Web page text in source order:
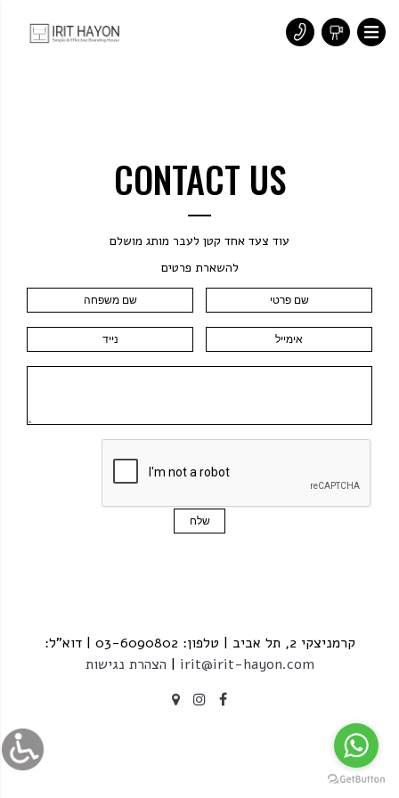
CONTACT US
עוד צעד אחד קטן לעבר מותג מושלם
להשארת פרטים
קרמניצקי 2, תל אביב | טלפון: 03-6090802 | דוא"ל:
irit@irit-hayon.com
| הצהרת נגישות